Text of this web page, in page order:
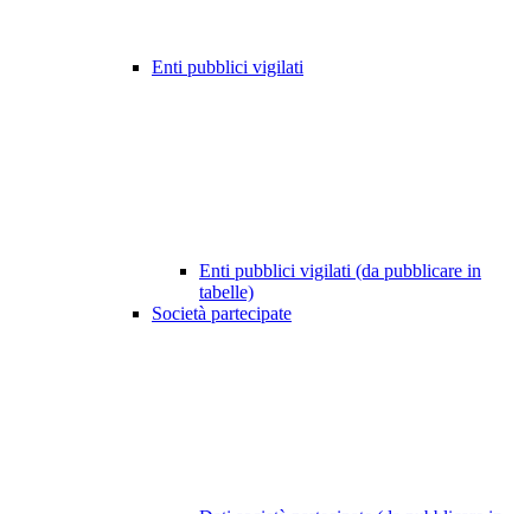
Enti pubblici vigilati
Enti pubblici vigilati (da pubblicare in
tabelle)
Società partecipate